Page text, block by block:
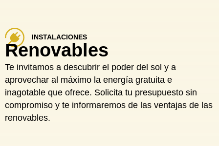
INSTALACIONES
Renovables
Te invitamos a descubrir el poder del sol y a
aprovechar al máximo la energía gratuita e
inagotable que ofrece. Solicita tu presupuesto sin
compromiso y te informaremos de las ventajas de las
renovables.